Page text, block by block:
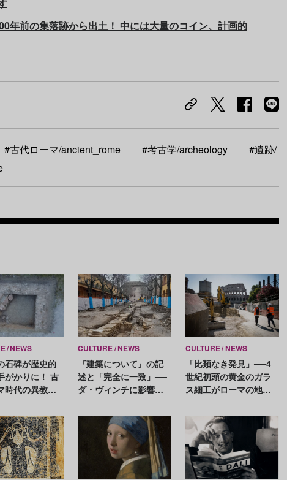
年前の集落跡から出土！ 中には大量のコイン、計画的
#古代ローマ/ancient_rome #考古学/archeology
#遺跡/
NEWS
石碑が歴史的
がかりに！ 古
時代の異教寺
CULTURE NEWS
『建築について』の記
述と「完全に一致」──
ダ・ヴィンチに影響を
品を特定
CULTURE NEWS
「比類なき発見」──4
世紀初頭の黄金のガラ
ス細工がローマの地下
る